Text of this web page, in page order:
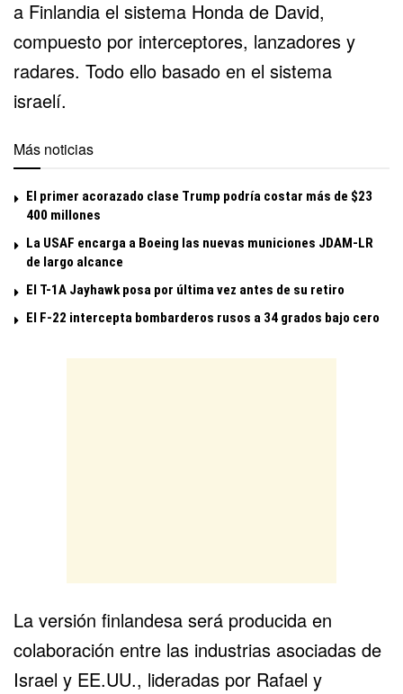
a Finlandia el sistema Honda de David,
compuesto por interceptores, lanzadores y
radares. Todo ello basado en el sistema
israelí.
Más noticias
El primer acorazado clase Trump podría costar más de $23
400 millones
La USAF encarga a Boeing las nuevas municiones JDAM-LR
de largo alcance
El T-1A Jayhawk posa por última vez antes de su retiro
El F-22 intercepta bombarderos rusos a 34 grados bajo cero
La versión finlandesa será producida en
colaboración entre las industrias asociadas de
Israel y EE.UU., lideradas por Rafael y